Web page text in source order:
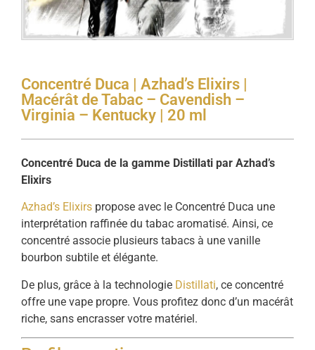
Concentré Duca | Azhad’s Elixirs |
Macérât de Tabac – Cavendish –
Virginia – Kentucky | 20 ml
Concentré Duca de la gamme Distillati par Azhad’s
Elixirs
Azhad’s Elixirs propose avec le Concentré Duca une
interprétation raffinée du tabac aromatisé. Ainsi, ce
concentré associe plusieurs tabacs à une vanille
bourbon subtile et élégante.
De plus, grâce à la technologie Distillati, ce concentré
offre une vape propre. Vous profitez donc d’un macérât
riche, sans encrasser votre matériel.